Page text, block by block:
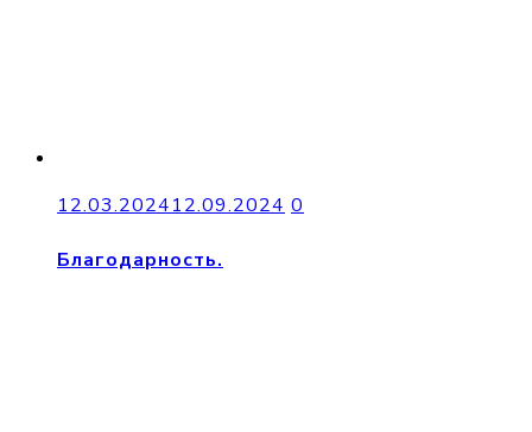
12.03.202412.09.2024 0
Благодарность.